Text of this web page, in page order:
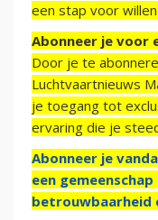
een stap voor
Abonneer je voor
Door je te
Luchtvaartnieuws
je toegang tot
ervaring die je
Abonneer je
een
betrouwbaarheid